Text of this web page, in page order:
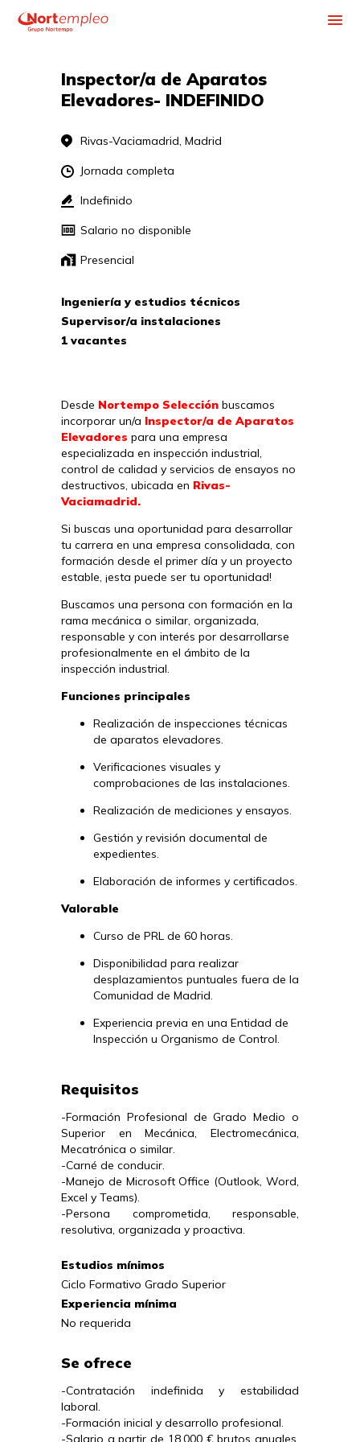
Inspector/a de Aparatos
Elevadores- INDEFINIDO
Rivas-Vaciamadrid, Madrid
Jornada completa
Indefinido
Salario no disponible
Presencial
Ingeniería y estudios técnicos
Supervisor/a instalaciones
1 vacantes
Desde Nortempo Selección buscamos
incorporar un/a Inspector/a de Aparatos
Elevadores para una empresa
especializada en inspección industrial,
control de calidad y servicios de ensayos no
destructivos, ubicada en Rivas-
Vaciamadrid.
Si buscas una oportunidad para desarrollar
tu carrera en una empresa consolidada, con
formación desde el primer día y un proyecto
estable, ¡esta puede ser tu oportunidad!
Buscamos una persona con formación en la
rama mecánica o similar, organizada,
responsable y con interés por desarrollarse
profesionalmente en el ámbito de la
inspección industrial.
Funciones principales
Realización de inspecciones técnicas
de aparatos elevadores.
Verificaciones visuales y
comprobaciones de las instalaciones.
Realización de mediciones y ensayos.
Gestión y revisión documental de
expedientes.
Elaboración de informes y certificados.
Valorable
Curso de PRL de 60 horas.
Disponibilidad para realizar
desplazamientos puntuales fuera de la
Comunidad de Madrid.
Experiencia previa en una Entidad de
Inspección u Organismo de Control.
Requisitos
-Formación Profesional de Grado Medio o
Superior en Mecánica, Electromecánica,
Mecatrónica o similar.
-Carné de conducir.
-Manejo de Microsoft Office (Outlook, Word,
Excel y Teams).
-Persona comprometida, responsable,
resolutiva, organizada y proactiva.
Estudios mínimos
Ciclo Formativo Grado Superior
Experiencia mínima
No requerida
Se ofrece
-Contratación indefinida y estabilidad
laboral.
-Formación inicial y desarrollo profesional.
-Salario a partir de 18.000 € brutos anuales,